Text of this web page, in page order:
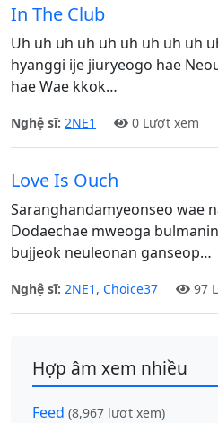
In The Club
Uh uh uh uh uh uh uh uh uh
hyanggi ije jiuryeogo hae
hae Wae kkok…
Nghệ sĩ: 2NE1 0 Lượt xem
Love Is Ouch
Saranghandamyeonseo wae
Dodaechae mweoga
bujjeok neuleonan ganseop…
Nghệ sĩ: 2NE1 , Choice37 97
Hợp âm xem nhiều
Feed (8,967 lượt xem)